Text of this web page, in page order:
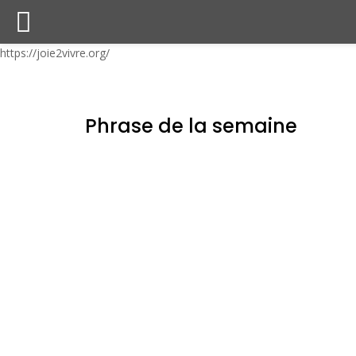
https://joie2vivre.org/
Phrase de la semaine